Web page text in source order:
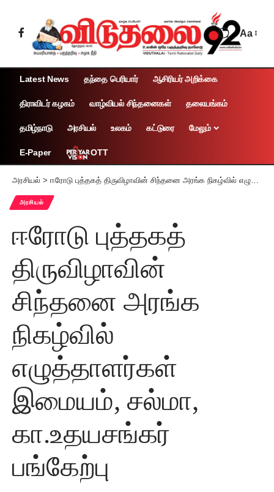
Aa
Latest News தந்தை பெரியார் ஆசிரியர் அறிக்கை
திராவிடர் கழகம் வாழ்வியல் சிந்தனைகள் தலையங்கம்
தமிழ்நாடு அரசியல் உலகம் கட்டுரை மேலும்
E-Paper OTT
அரசியல் > ஈரோடு புத்தகத் திருவிழாவின் சிந்தனை அரங்க நிகழ்வில் எழுத்தாளர்கள் இமையம், சல்மா, கா.உதயசங்கர் பங்கேற்பு
அரசியல்
ஈரோடு புத்தகத்
திருவிழாவின்
சிந்தனை அரங்க
நிகழ்வில்
எழுத்தாளர்கள்
இமையம், சல்மா,
கா.உதயசங்கர்
பங்கேற்பு